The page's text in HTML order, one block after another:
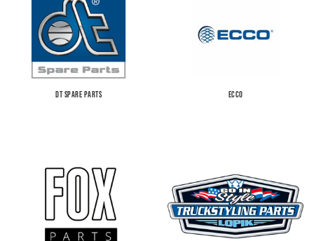
DT SPARE PARTS ECCO